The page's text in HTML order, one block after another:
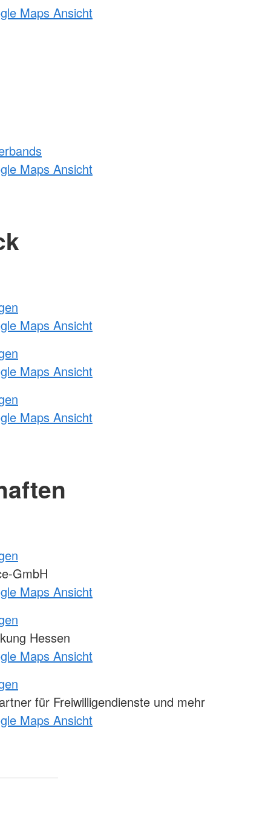
Maps Ansicht
Maps Ansicht
Maps Ansicht
Maps Ansicht
Maps Ansicht
GmbH
Maps Ansicht
Hessen
Maps Ansicht
für Freiwilligendienste und mehr
Maps Ansicht